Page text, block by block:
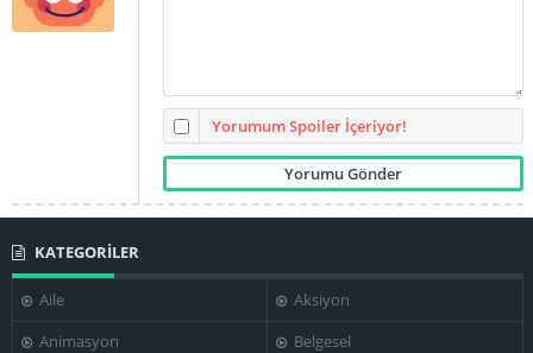
Yorumum Spoiler İçeriyor!
KATEGORİLER
Aile
Aksiyon
Animasyon
Belgesel